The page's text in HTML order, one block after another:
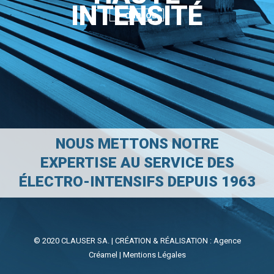
INTENSITÉ
+ d'infos
NOUS METTONS NOTRE
EXPERTISE AU SERVICE DES
ÉLECTRO-INTENSIFS DEPUIS 1963
© 2020 CLAUSER SA. | CRÉATION & RÉALISATION : Agence
Créamel | Mentions Légales